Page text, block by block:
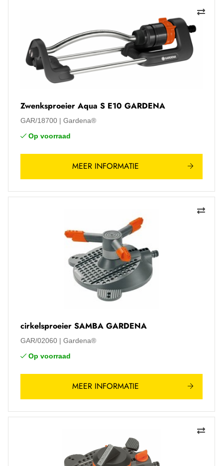
Zwenksproeier Aqua S E10 GARDENA
GAR/18700
Gardena®
Op voorraad
MEER INFORMATIE
cirkelsproeier SAMBA GARDENA
GAR/02060
Gardena®
Op voorraad
MEER INFORMATIE